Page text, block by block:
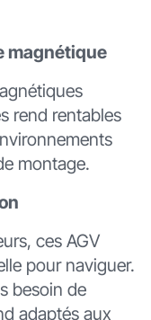
magnétique
rend rentables
montage.
ces AGV
pour naviguer.
besoin de
adaptés aux